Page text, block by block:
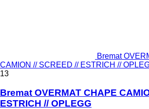
Bremat
CAMION // SCREED // ESTRICH //
13
Bremat OVERMAT CHAPE
ESTRICH // OPLEGG